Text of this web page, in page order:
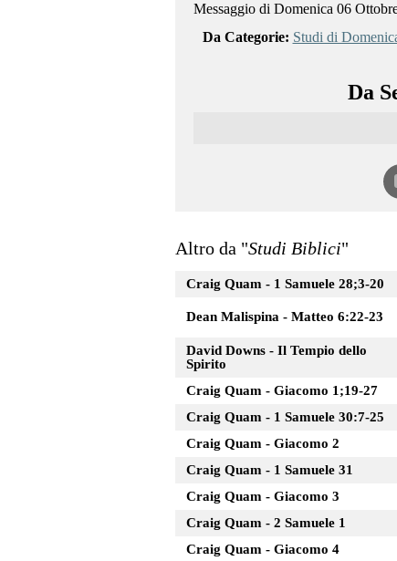
Messaggio di Domenica 06
Da Categorie: Studi di
Da
Altro da "Studi Biblici"
Craig Quam - 1 Samuele 28;3-20
Dean Malispina - Matteo 6:22-23
David Downs - Il Tempio dello
Spirito
Craig Quam - Giacomo 1;19-27
Craig Quam - 1 Samuele 30:7-25
Craig Quam - Giacomo 2
Craig Quam - 1 Samuele 31
Craig Quam - Giacomo 3
Craig Quam - 2 Samuele 1
Craig Quam - Giacomo 4